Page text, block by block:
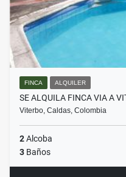
FINCA ALQUILER
SE ALQUILA FINCA VIA A
Viterbo, Caldas, Colombia
2Alcoba
3 Baños